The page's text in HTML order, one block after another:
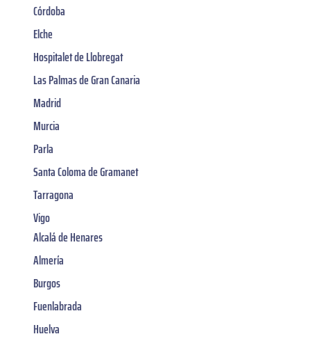
Córdoba
Elche
Hospitalet de Llobregat
Las Palmas de Gran Canaria
Madrid
Murcia
Parla
Santa Coloma de Gramanet
Tarragona
Vigo
Alcalá de Henares
Almería
Burgos
Fuenlabrada
Huelva